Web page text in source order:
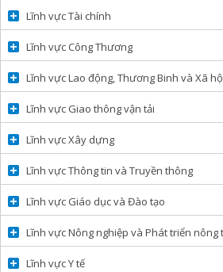
Lĩnh vực Tài chính
Lĩnh vực Công Thương
Lĩnh vực Lao động, Thương Binh và Xã
Lĩnh vực Giao thông vận tải
Lĩnh vực Xây dựng
Lĩnh vực Thông tin và Truyền thông
Lĩnh vực Giáo dục và Đào tạo
Lĩnh vực Nông nghiệp và Phát triển nông
Lĩnh vực Y tế